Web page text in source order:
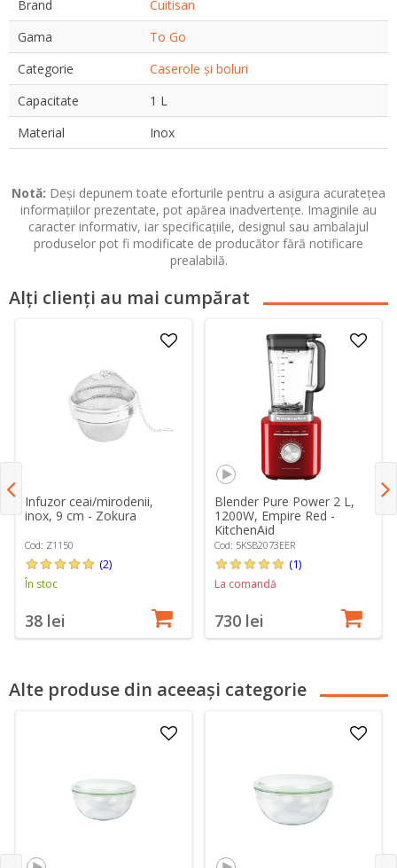
Brand
Cuitisan
Gama
To Go
Categorie
Caserole și boluri
Capacitate
1 L
Material
Inox
Notă: Deși depunem toate eforturile pentru a asigura acuratețea
informațiilor prezentate, pot apărea inadvertențe. Imaginile au
caracter informativ, iar specificațiile, designul sau ambalajul
produselor pot fi modificate de producător fără notificare
prealabilă.
Alți clienți au mai cumpărat
Infuzor ceai/mirodenii,
inox, 9 cm - Zokura
Cod: Z1150
(2)
În stoc
38 lei
Blender Pure Power 2 L,
1200W, Empire Red -
KitchenAid
Cod: 5KSB2073EER
(1)
La comandă
730 lei
Alte produse din aceeași categorie